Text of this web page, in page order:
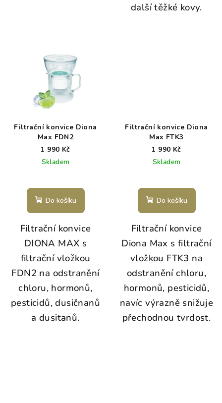
další těžké kovy.
Filtrační konvice Diona
Max FDN2
1 990 Kč
Skladem
Do košíku
Filtrační konvice
DIONA MAX s
filtrační vložkou
FDN2 na odstranění
chloru, hormonů,
pesticidů, dusičnanů
a dusitanů.
Filtrační konvice Diona
Max FTK3
1 990 Kč
Skladem
Do košíku
Filtrační konvice
Diona Max s filtrační
vložkou FTK3 na
odstranění chloru,
hormonů, pesticidů,
navíc výrazně snižuje
přechodnou tvrdost.